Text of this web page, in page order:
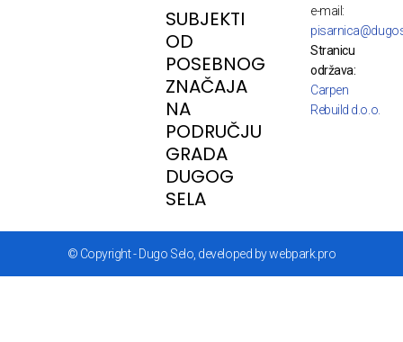
SUBJEKTI
OD
POSEBNOG
ZNAČAJA
NA
PODRUČJU
GRADA
DUGOG
SELA
e-mail:
Stranicu
održava:
Carpen
Rebuild d.o.o.
© Copyright - Dugo Selo, developed by webpark.pro